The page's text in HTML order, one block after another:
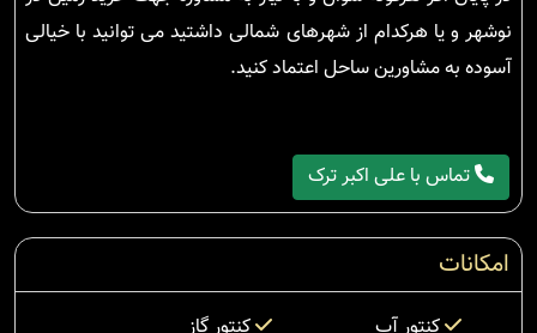
نوشهر و یا هرکدام از شهرهای شمالی داشتید می توانید با خیالی
آسوده به مشاورین ساحل اعتماد کنید.
تماس با علی اکبر ترک
امکانات